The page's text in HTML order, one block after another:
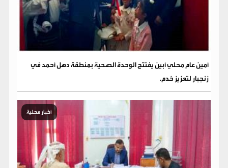
أمين عام محلي أبين يفتتح الوحدة الصحية بمنطقة دهل أحمد في
زنجبار لتعزيز خدم.
أخبار محلية